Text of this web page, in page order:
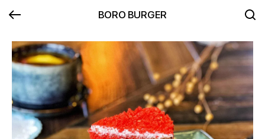
BORO BURGER